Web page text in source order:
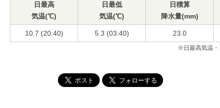
日最高
気温(℃)
日最低
気温(℃)
日積算
降水量(mm)
10.7 (20:40) 5.3 (03:40) 23.0
※日最高気温・